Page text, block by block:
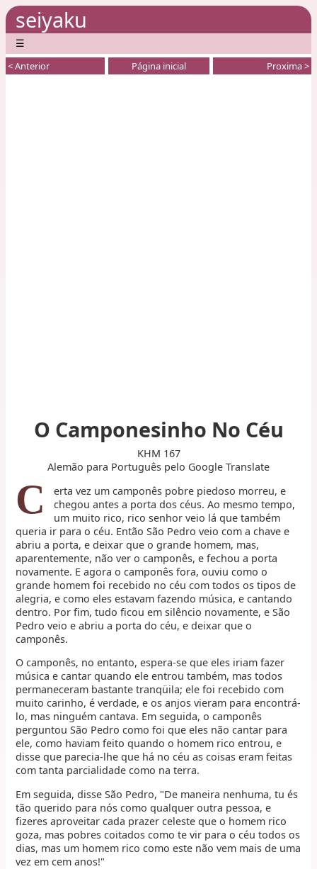
seiyaku
☰
< Anterior Página inicial Proxima >
O Camponesinho No Céu
KHM 167
Alemão para Português pelo Google Translate
C
erta vez um camponês pobre piedoso morreu, e
chegou antes a porta dos céus. Ao mesmo tempo,
um muito rico, rico senhor veio lá que também
queria ir para o céu. Então São Pedro veio com a chave e
abriu a porta, e deixar que o grande homem, mas,
aparentemente, não ver o camponês, e fechou a porta
novamente. E agora o camponês fora, ouviu como o
grande homem foi recebido no céu com todos os tipos de
alegria, e como eles estavam fazendo música, e cantando
dentro. Por fim, tudo ficou em silêncio novamente, e São
Pedro veio e abriu a porta do céu, e deixar que o
camponês.
O camponês, no entanto, espera-se que eles iriam fazer
música e cantar quando ele entrou também, mas todos
permaneceram bastante tranqüila; ele foi recebido com
muito carinho, é verdade, e os anjos vieram para encontrá-
lo, mas ninguém cantava. Em seguida, o camponês
perguntou São Pedro como foi que eles não cantar para
ele, como haviam feito quando o homem rico entrou, e
disse que parecia-lhe que há no céu as coisas eram feitas
com tanta parcialidade como na terra.
Em seguida, disse São Pedro, "De maneira nenhuma, tu és
tão querido para nós como qualquer outra pessoa, e
fizeres aproveitar cada prazer celeste que o homem rico
goza, mas pobres coitados como te vir para o céu todos os
dias, mas um homem rico como este não vem mais de uma
vez em cem anos!"